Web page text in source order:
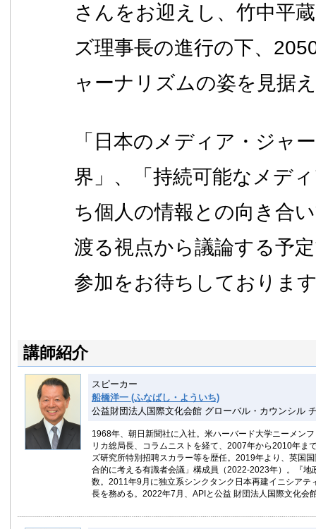
さんをお迎えし、竹中平
ズ理事長の進行の下、
ャーナリズムの姿を見据
「日本のメディア・ジャ
界」、「持続可能なメデ
ち個人の情報との向き合
渡る視点から議論する予
参加をお待ちしておりま
講師紹介
スピーカー
船橋洋一 (ふなばし・よういち)
公益財団法人国際文化会館 グローバル・カウンシル
1968年、朝日新聞社に入社。米ハーバード大学ニーメン
リカ総局長、コラムニストを経て、2007年から2010年ま
ズ研究所特別招聘スカラー等を歴任。2019年より、英国
合的に考える有識者会議」構成員（2022-2023年）。『
数。2011年9月に独立系シンクタンク日本再建イニシア
長を務める。2022年7月、APIと公益 財団法人国際文化会